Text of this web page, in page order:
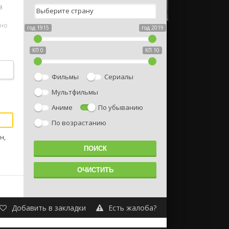
год 1915 год 2019
КП 0 КП 10
Фильмы
Сериалы
Мультфильмы
Аниме
По убыванию
По возрастанию
Добавить в закладки Есть жалоба?